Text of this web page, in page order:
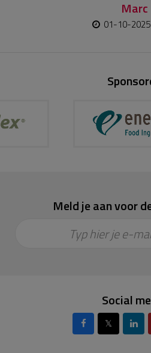
Marc
01-10-2025
Meld je aan voor
Typ hier je e-
Social
𝕏